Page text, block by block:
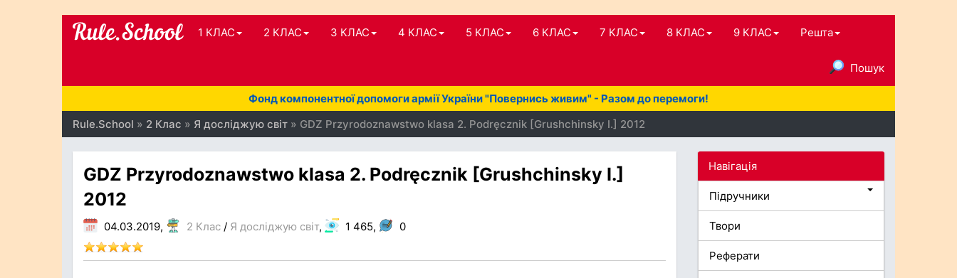
1 КЛАС 2 КЛАС 3 КЛАС 4 КЛАС 5 КЛАС 6 КЛАС 7 КЛАС 8 КЛАС 9 КЛАС Решта
Пошук
Фонд компонентної допомоги армії України "Повернись живим" - Разом до перемоги!
Rule.School » 2 Клас » Я досліджую світ » GDZ Przyrodoznawstwo klasa 2. Podręcznik [Grushchinsky I.] 2012
GDZ Przyrodoznawstwo klasa 2. Podręcznik [Grushchinsky I.]
2012
04.03.2019, 2 Клас / Я досліджую світ, 1 465, 0
Навігація
Підручники
Твори
Реферати